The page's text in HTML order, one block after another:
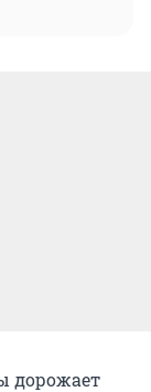
дорожает